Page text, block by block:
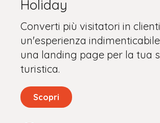
Holiday
Converti più visitatori in
un'esperienza
una landing page per la tua
turistica.
Scopri